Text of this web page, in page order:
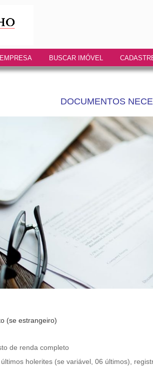
BUSCAR IMÓVEL
DOCUMENTOS
(se estrangeiro)
de renda completo
holerites (se variável, 06 últimos),